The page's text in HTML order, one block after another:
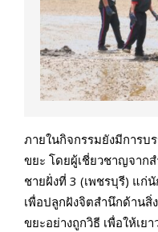
ภายในกิจกรรมยังมีการบ
ขยะ โดยผู้เชี่ยวชาญจาก
ชายฝั่งที่ 3 (เพชรบุรี) แก่
เพื่อปลูกฝังจิตสำนึกด้านสิ่
ขยะอย่างถูกวิธี เพื่อให้เย